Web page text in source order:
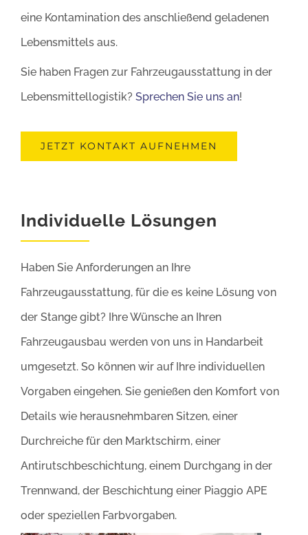
eine Kontamination des anschließend geladenen
Lebensmittels aus.
Sie haben Fragen zur Fahrzeugausstattung in der
Lebensmittellogistik? Sprechen Sie uns an!
JETZT KONTAKT AUFNEHMEN
Individuelle Lösungen
Haben Sie Anforderungen an Ihre
Fahrzeugausstattung, für die es keine Lösung von
der Stange gibt? Ihre Wünsche an Ihren
Fahrzeugausbau werden von uns in Handarbeit
umgesetzt. So können wir auf Ihre individuellen
Vorgaben eingehen. Sie genießen den Komfort von
Details wie herausnehmbaren Sitzen, einer
Durchreiche für den Marktschirm, einer
Antirutschbeschichtung, einem Durchgang in der
Trennwand, der Beschichtung einer Piaggio APE
oder speziellen Farbvorgaben.